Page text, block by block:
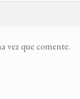
vez que comente.